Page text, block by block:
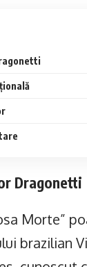
Dragonetti
Morte”
brazilian